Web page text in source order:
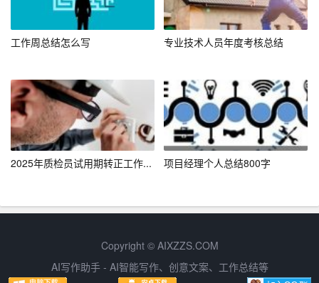
– 挑战一：初期市场调研数据收集难度大，信息繁杂。解
决方案是采用了多种数据来源结合的方式，包括在线问
确性。
– 挑战二：SEO优化效果短期内不明显。面对这种情况，
我们调整了策略，加强了内容的质量和频率，同时利用社
交媒体增加外部链接，逐步提升了搜索引擎排名。
们定期召开头脑风暴会议，鼓励团队成员提出新点子，并
四、实训成果与反思
工作周总结怎么写 专业技术人员年度考核总结
2025年质检员试用期转正工作... 项目经理个人总结800字
Copyright © AIXZZS.COM
AI写作助手 - AI智能写作、创意文案、工作总结等